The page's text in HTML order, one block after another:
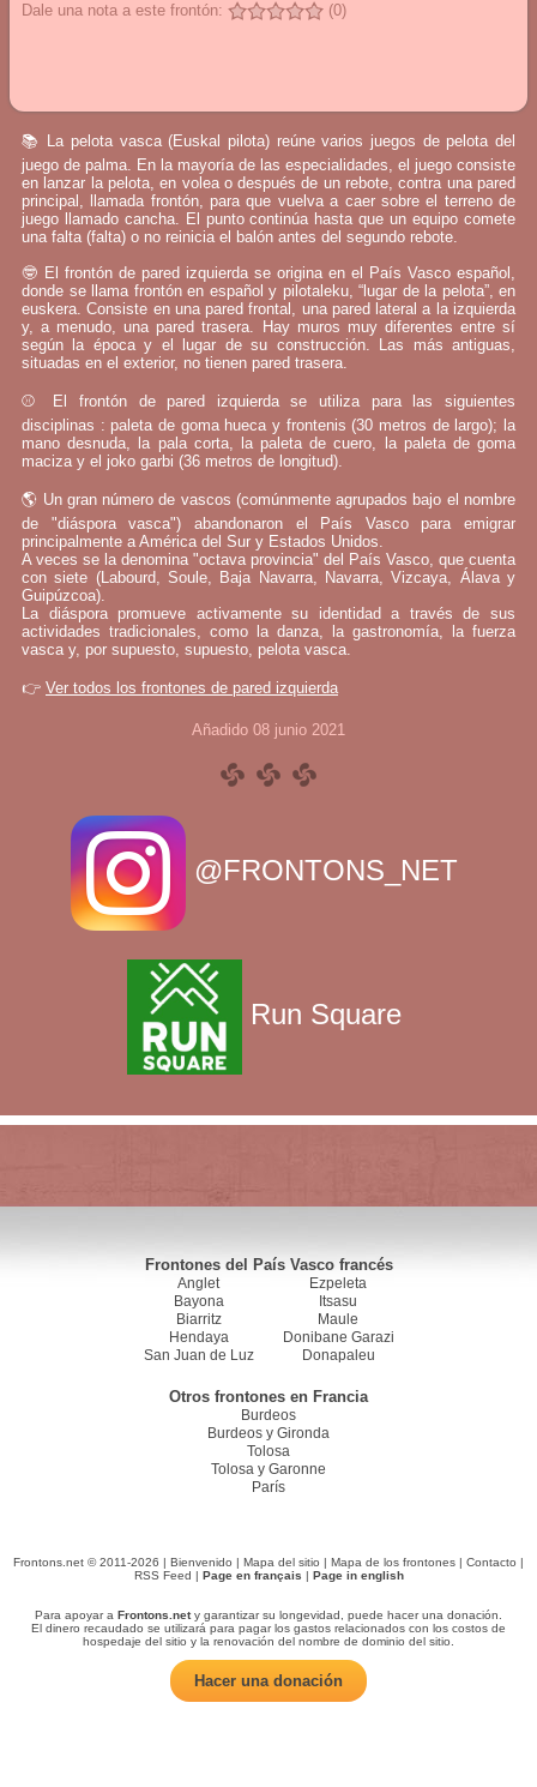
Dale una nota a este frontón: (0)
📚 La pelota vasca (Euskal pilota) reúne varios juegos de pelota del
juego de palma. En la mayoría de las especialidades, el juego consiste
en lanzar la pelota, en volea o después de un rebote, contra una pared
principal, llamada frontón, para que vuelva a caer sobre el terreno de
juego llamado cancha. El punto continúa hasta que un equipo comete
una falta (falta) o no reinicia el balón antes del segundo rebote.
🤓 El frontón de pared izquierda se origina en el País Vasco español,
donde se llama frontón en español y pilotaleku, “lugar de la pelota”, en
euskera. Consiste en una pared frontal, una pared lateral a la izquierda
y, a menudo, una pared trasera. Hay muros muy diferentes entre sí
según la época y el lugar de su construcción. Las más antiguas,
situadas en el exterior, no tienen pared trasera.
⚾ El frontón de pared izquierda se utiliza para las siguientes
disciplinas : paleta de goma hueca y frontenis (30 metros de largo); la
mano desnuda, la pala corta, la paleta de cuero, la paleta de goma
maciza y el joko garbi (36 metros de longitud).
🌎 Un gran número de vascos (comúnmente agrupados bajo el nombre
de "diáspora vasca") abandonaron el País Vasco para emigrar
principalmente a América del Sur y Estados Unidos.
A veces se la denomina "octava provincia" del País Vasco, que cuenta
con siete (Labourd, Soule, Baja Navarra, Navarra, Vizcaya, Álava y
Guipúzcoa).
La diáspora promueve activamente su identidad a través de sus
actividades tradicionales, como la danza, la gastronomía, la fuerza
vasca y, por supuesto, supuesto, pelota vasca.
👉 Ver todos los frontones de pared izquierda
Añadido 08 junio 2021
@FRONTONS_NET
Run Square
Frontones del País Vasco francés
Anglet
Bayona
Biarritz
Hendaya
San Juan de Luz
Ezpeleta
Itsasu
Maule
Donibane Garazi
Donapaleu
Otros frontones en Francia
Burdeos
Burdeos y Gironda
Tolosa
Tolosa y Garonne
París
Frontons.net © 2011-2026 | Bienvenido | Mapa del sitio | Mapa de los frontones | Contacto |
RSS Feed | Page en français | Page in english
Para apoyar a Frontons.nety garantizar su longevidad, puede hacer una donación.
El dinero recaudado se utilizará para pagar los gastos relacionados con los costos de
hospedaje del sitio y la renovación del nombre de dominio del sitio.
Hacer una donación